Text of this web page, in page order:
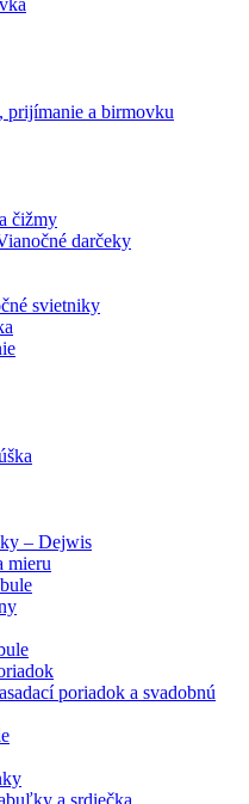
prijímanie a birmovku
čižmy
darčeky
svietniky
– Dejwis
mieru
poriadok a svadobnú
a srdiečka